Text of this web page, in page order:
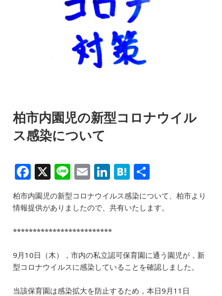
柏市内園児の新型コロナウイル
ス感染について
F
a
c
b
o
o
k
X Li
n
e
E
m
ai
Li
k
e
dI
n
H
at
e
柏市内園児の新型コロナウイルス感染について、柏市より
情報提供がありましたので、共有いたします。
*************************
9 月 10日（木） ，市内の私立認可保育園に通う園児が， 新
型コロナウイルスに感染していることを確認しました。
当該保育園は感染拡大を防止するため ，本日9 月 11日